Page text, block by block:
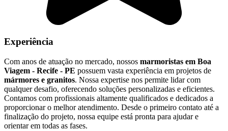
Experiência
Com anos de atuação no mercado, nossos marmoristas em Boa
Viagem - Recife - PE possuem vasta experiência em projetos de
mármores e granitos. Nossa expertise nos permite lidar com
qualquer desafio, oferecendo soluções personalizadas e eficientes.
Contamos com profissionais altamente qualificados e dedicados a
proporcionar o melhor atendimento. Desde o primeiro contato até a
finalização do projeto, nossa equipe está pronta para ajudar e
orientar em todas as fases.